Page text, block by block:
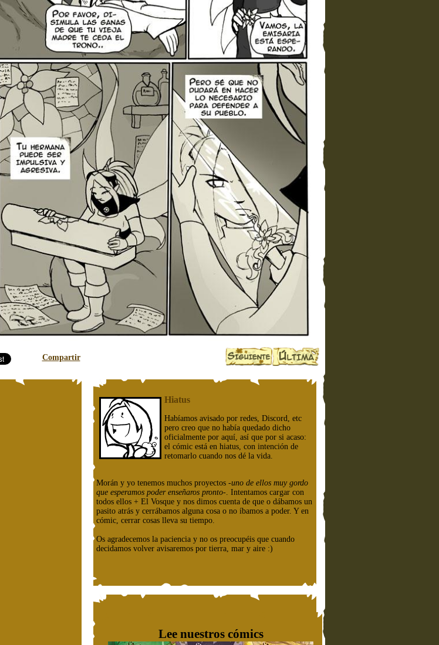
Compartir
Hiatus
Habíamos avisado por redes, Discord, etc
pero creo que no había quedado dicho
oficialmente por aquí, así que por si acaso:
el cómic está en hiatus, con intención de
retomarlo cuando nos dé la vida.
Morán y yo tenemos muchos proyectos -uno de ellos muy gordo
que esperamos poder enseñaros pronto-. Intentamos cargar con
todos ellos + El Vosque y nos dimos cuenta de que o dábamos un
pasito atrás y cerrábamos alguna cosa o no íbamos a poder. Y en
cómic, cerrar cosas lleva su tiempo.
Os agradecemos la paciencia y no os preocupéis que cuando
decidamos volver avisaremos por tierra, mar y aire :)
Lee nuestros cómics